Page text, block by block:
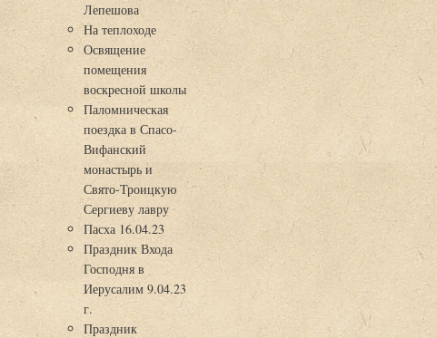
Лепешова
На теплоходе
Освящение
помещения
воскресной школы
Паломническая
поездка в Спасо-
Вифанский
монастырь и
Свято-Троицкую
Сергиеву лавру
Пасха 16.04.23
Праздник Входа
Господня в
Иерусалим 9.04.23
г.
Праздник